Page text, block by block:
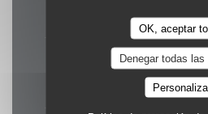
OK, aceptar
Denegar todas las
Mie- Vie
19:30 -